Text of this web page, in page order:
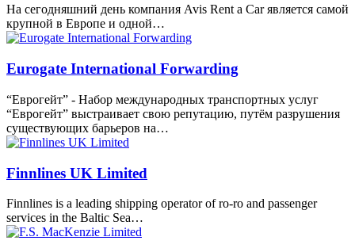
На сегодняшний день компания Avis Rent a Car является самой
крупной в Европе и одной…
Eurogate International Forwarding
“Еврогейт” - Набор международных транспортных услуг
“Еврогейт” выстраивает свою репутацию, путём разрушения
существующих барьеров на…
Finnlines UK Limited
Finnlines is a leading shipping operator of ro-ro and passenger
services in the Baltic Sea…